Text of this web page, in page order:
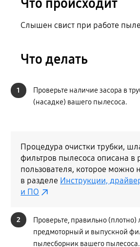
Что происходит
Слышен свист при работе
Что делать
1
Проверьте наличие засора в
(насадке) вашего пылесоса.
Процедура очистки трубки,
фильтров пылесоса описана в
пользователя, которое можно
в разделе Инструкции,
и ПО
2
Проверьте, правильно (плотно)
предмоторный и выпускной
пылесборник вашего пылесоса.